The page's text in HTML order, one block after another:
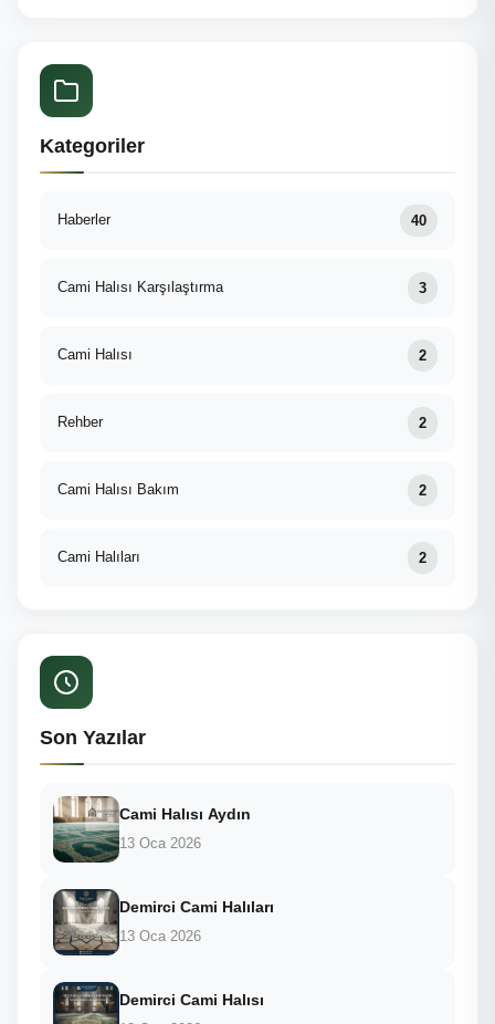
Kategoriler
Haberler 40
Cami Halısı Karşılaştırma 3
Cami Halısı 2
Rehber 2
Cami Halısı Bakım 2
Cami Halıları 2
Son Yazılar
Cami Halısı Aydın
13 Oca 2026
Demirci Cami Halıları
13 Oca 2026
Demirci Cami Halısı